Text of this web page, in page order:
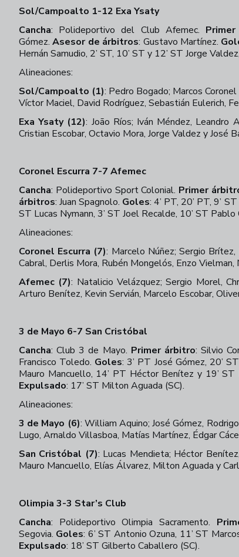
Sol/Campoalto 1-12 Exa Ysaty
Cancha: Polideportivo del Club Afemec.
Gómez.Asesor de árbitros: Gustavo Martínez.
Hernán Samudio, 2’ ST, 10’ ST y 12’ ST Jorge
Alineaciones:
Sol/Campoalto (1): Pedro Bogado; Marcos
Víctor Maciel, David Rodríguez, Sebastián Eulerich,
Exa Ysaty (12): João Ríos; Iván Méndez, Leandro
Cristian Escobar, Octavio Mora, Jorge Valdez y José
Coronel Escurra 7-7 Afemec
Cancha: Polideportivo Sport Colonial. Primer
árbitros:Juan Spagnolo. Goles:4’ PT, 20’ PT, 9’
ST Lucas Nymann, 3’ ST Joel Recalde, 10’ ST
Alineaciones:
Coronel Escurra (7): Marcelo Núñez; Sergio
Cabral, Derlis Mora, Rubén Mongelós, Enzo
Afemec (7): Natalicio Velázquez; Sergio Morel,
Arturo Benítez, Kevin Servián, Marcelo Escobar,
3 de Mayo 6-7 San Cristóbal
Cancha: Club 3 de Mayo. Primer árbitro: Silvio
Francisco Toledo. Goles: 3’ PT José Gómez, 20’
Mauro Mancuello, 14’ PT Héctor Benítez y 19’ ST
Expulsado: 17’ ST Milton Aguada (SC).
Alineaciones:
3 de Mayo (6): William Aquino; José Gómez,
Lugo, Arnaldo Villasboa, Matías Martínez, Édgar
San Cristóbal (7): Lucas Mendieta; Héctor
Mauro Mancuello, Elías Álvarez, Milton Aguada y
Olimpia 3-3 Star’s Club
Cancha: Polideportivo Olimpia Sacramento.
Segovia. Goles: 6’ ST Antonio Ozuna, 11’ ST
Expulsado: 18’ ST Gilberto Caballero (SC).